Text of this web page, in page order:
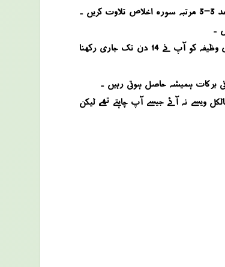
وظیفہ کے لئے آپ جمعہ کے دن عشاء کی نماز کے بعد سب سے پہلے دونفل نماز اس طرح ادا کریں کہ ان دونوں نوافل میں آپ الحمد شریف کے بعد 3-3 مرتبہ سورہ اخلاص تلاوت کریں ۔
آخر میں آپ دوبارہ 10 مرتبہ درود شریف پڑھ کر اس وظیفہ کو بند کردیں ۔ آپ نے بیان کیا گیا وظیفہ صرف عشاء کی نماز کے بعد کرنا ہے اور اس وظیفہ کو آپ نے 14 دن تک جاری رکھنا
ویسے نہ آئے جیسے آپ چاہتے تھے، لیکن